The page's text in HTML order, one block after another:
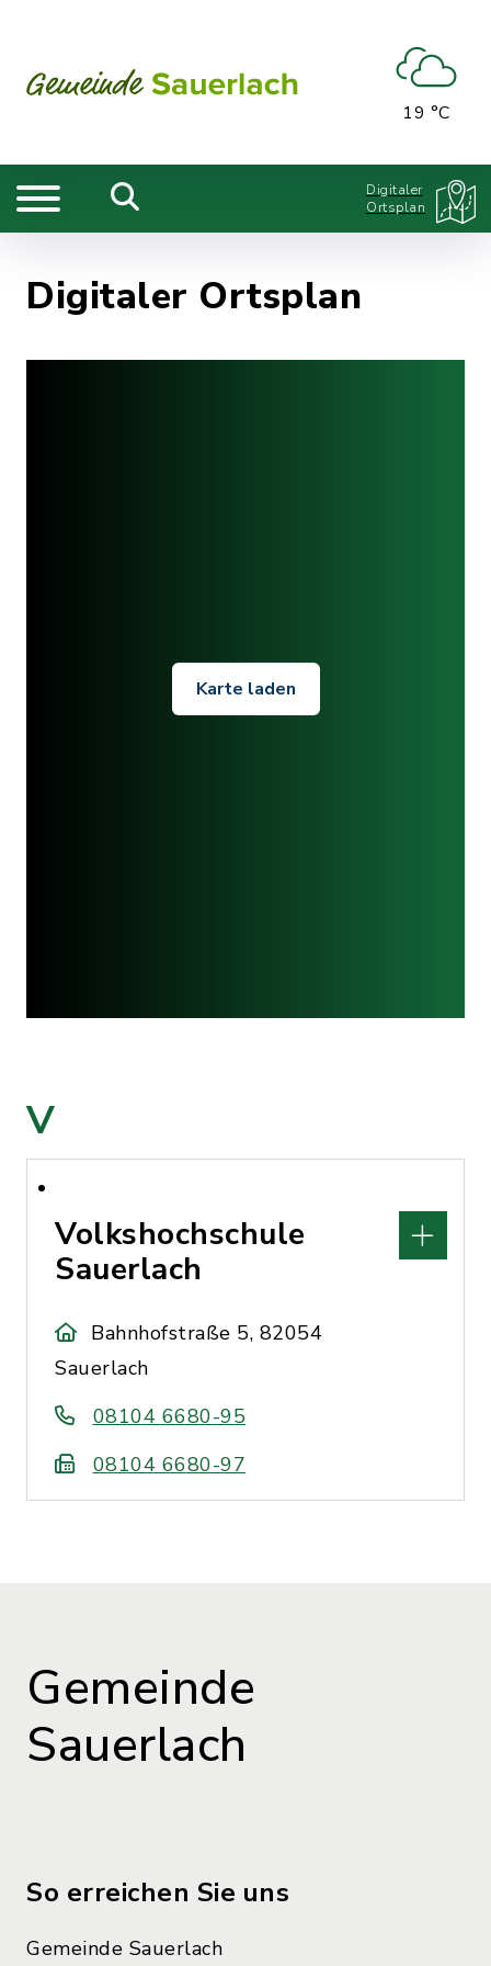
19 °C
Digitaler
Ortsplan
Digitaler Ortsplan
Karte laden
V
Volkshochschule
Sauerlach
Bahnhofstraße 5, 82054
Sauerlach
08104 6680-95
08104 6680-97
Gemeinde
Sauerlach
So erreichen Sie uns
Gemeinde Sauerlach